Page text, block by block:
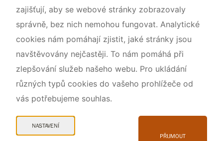
zajišťují, aby se webové stránky zobrazovaly
správně, bez nich nemohou fungovat. Analytické
cookies nám pomáhají zjistit, jaké stránky jsou
navštěvovány nejčastěji. To nám pomáhá při
zlepšování služeb našeho webu. Pro ukládání
různých typů cookies do vašeho prohlížeče od
vás potřebujeme souhlas.
NASTAVENÍ
PŘIJMOUT